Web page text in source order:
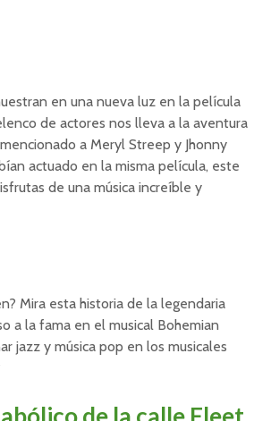
en una nueva luz en la película
de actores nos lleva a la aventura
a Meryl Streep y Jhonny
actuado en la misma película, este
de una música increíble y
Mira esta historia de la legendaria
a la fama en el musical Bohemian
jazz y música pop en los musicales